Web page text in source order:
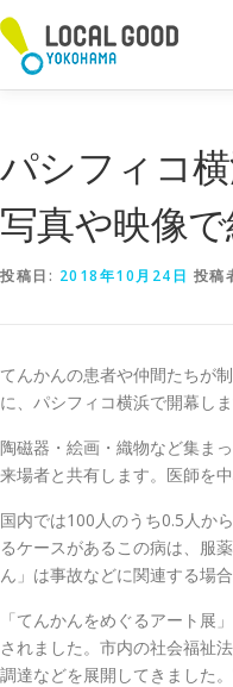
コ
ン
ン
ス
キ
ッ
パシフィコ
写真や映像
投稿日: 2018年10月24日 投稿
てんかんの患者や仲間たちが
に、パシフィコ横浜で開幕しま
陶磁器・絵画・織物など集ま
来場者と共有します。医師を
国内では100人のうち0.5人か
るケースがあるこの病は、服
ん」は事故などに関連する場
「てんかんをめぐるアート
されました。市内の社会福祉
調達などを展開してきました